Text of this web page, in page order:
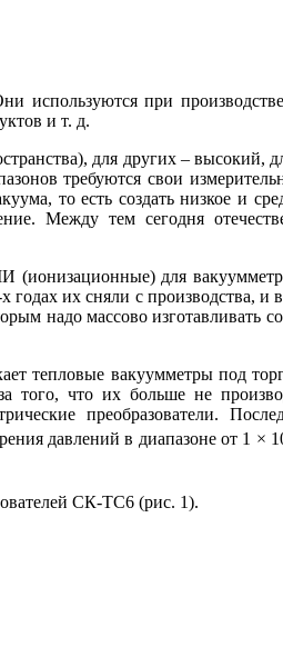
используются при
и т. д.
для других – высокий,
требуются свои
то есть создать низкое и
Между тем сегодня
для
их сняли с производства, и
на­до массово изготавливать
тепловые вакуумметры под
что их больше не
преобразователи.
давлений в диапазоне от 1 ×
СК-ТС6 (рис. 1).